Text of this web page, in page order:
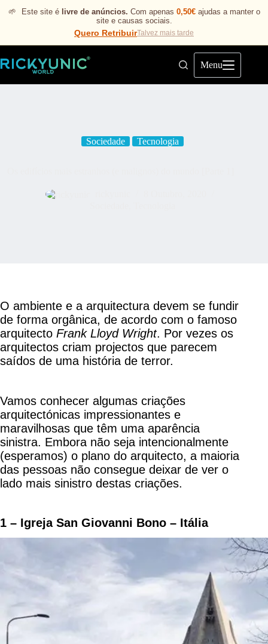
🌱 Este site é livre de anúncios. Com apenas 0,50€ajudas a manter o
site e causas sociais.
Quero RetribuirTalvez mais tarde
Menu
Sociedade Tecnologia
O ambiente e a arquitectura devem se fundir
de forma orgânica, de acordo com o famoso
arquitecto Frank Lloyd Wright. Por vezes os
arquitectos criam projectos que parecem
saídos de uma história de terror.
Vamos conhecer algumas criações
arquitectónicas impressionantes e
maravilhosas que têm uma aparência
sinistra. Embora não seja intencionalmente
(esperamos) o plano do arquitecto, a maioria
das pessoas não consegue deixar de ver o
lado mais sinistro destas criações.
1 – Igreja San Giovanni Bono – Itália